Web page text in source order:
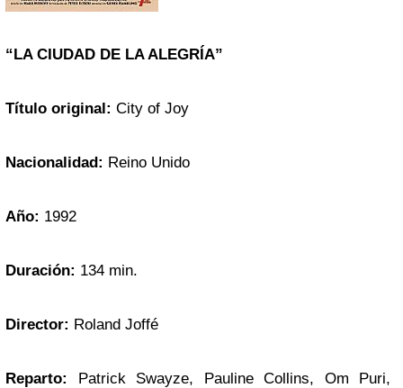
“LA CIUDAD DE LA ALEGRÍA”
Título original: City of Joy
Nacionalidad: Reino Unido
Año: 1992
Duración: 134 min.
Director: Roland Joffé
Reparto: Patrick Swayze, Pauline Collins, Om Puri,